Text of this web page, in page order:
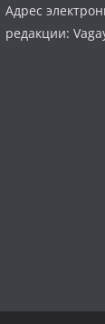
Адрес
редакции: